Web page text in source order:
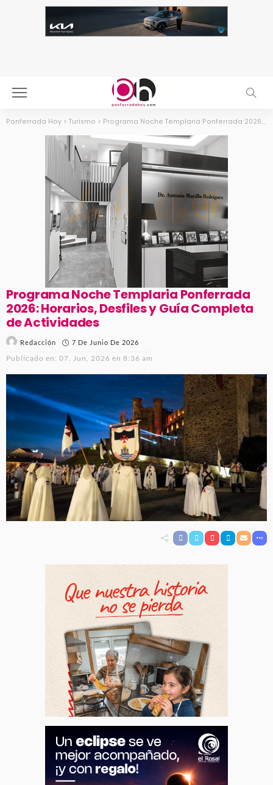
Ponferrada Hoy > Turismo > Programa Noche Templaria Ponferrada 2026: Horarios, Desfiles y Guía Completa de Actividades
Programa Noche Templaria Ponferrada
2026: Horarios, Desfiles y Guía Completa
de Actividades
Redacción 7 De Junio De 2026
Publicado en: 07. Jun, 2026 en 8:36 am